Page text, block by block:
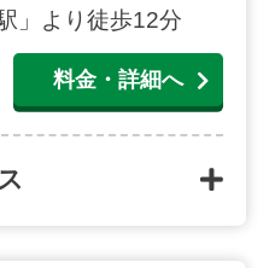
」より徒歩12分
料金・詳細へ